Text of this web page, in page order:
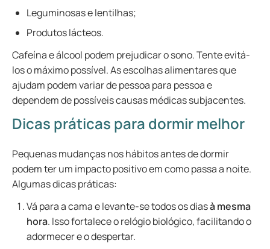
Leguminosas e lentilhas;
Produtos lácteos.
Cafeína e álcool podem prejudicar o sono. Tente evitá-
los o máximo possível. As escolhas alimentares que
ajudam podem variar de pessoa para pessoa e
dependem de possíveis causas médicas subjacentes.
Dicas práticas para dormir melhor
Pequenas mudanças nos hábitos antes de dormir
podem ter um impacto positivo em como passa a noite.
Algumas dicas práticas:
Vá para a cama e levante-se todos os diasà mesma
hora. Isso fortalece o relógio biológico, facilitando o
adormecer e o despertar.